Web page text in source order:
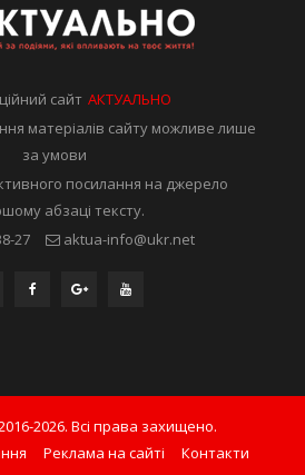
сайтАКТУАЛЬНО
матеріалів сайту можливе лише
за умови
посилання на джерело
абзаці тексту.
27
aktua-info@ukr.net
2026. Всі права захищено.
Реклама на сайті Контакти